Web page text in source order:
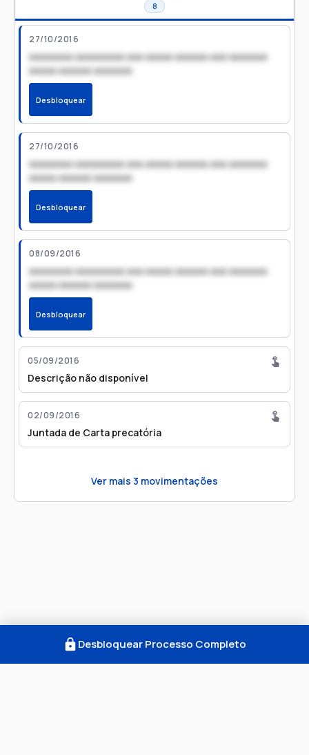
8
27/10/2016
xxxxxxxx xxxxxxxxx xxx xxxxx xxxxxx xxx xxxxxxx
xxxxx xxxxxx xxxxxxx
Desbloquear
27/10/2016
xxxxxxxx xxxxxxxxx xxx xxxxx xxxxxx xxx xxxxxxx
xxxxx xxxxxx xxxxxxx
Desbloquear
08/09/2016
xxxxxxxx xxxxxxxxx xxx xxxxx xxxxxx xxx xxxxxxx
xxxxx xxxxxx xxxxxxx
Desbloquear
05/09/2016
Descrição não disponível
02/09/2016
Juntada de Carta precatória
Ver mais 3 movimentações
Desbloquear Processo Completo